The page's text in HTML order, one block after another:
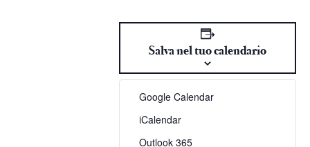
Salva nel tuo calendario
Google Calendar
iCalendar
Outlook 365